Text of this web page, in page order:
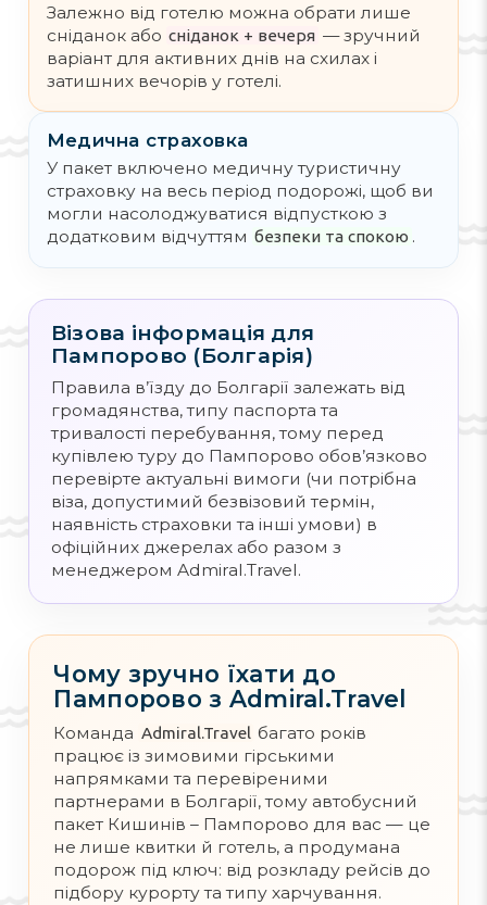
Залежно від готелю можна обрати лише
сніданок або сніданок + вечеря — зручний
варіант для активних днів на схилах і
затишних вечорів у готелі.
Медична страховка
У пакет включено медичну туристичну
страховку на весь період подорожі, щоб ви
могли насолоджуватися відпусткою з
додатковим відчуттям безпеки та спокою .
Візова інформація для
Пампорово (Болгарія)
Правила в’їзду до Болгарії залежать від
громадянства, типу паспорта та
тривалості перебування, тому перед
купівлею туру до Пампорово обов’язково
перевірте актуальні вимоги (чи потрібна
віза, допустимий безвізовий термін,
наявність страховки та інші умови) в
офіційних джерелах або разом з
менеджером Admiral.Travel.
Чому зручно їхати до
Пампорово з Admiral.Travel
Команда Admiral.Travel багато років
працює із зимовими гірськими
напрямками та перевіреними
партнерами в Болгарії, тому автобусний
пакет Кишинів – Пампорово для вас — це
не лише квитки й готель, а продумана
подорож під ключ: від розкладу рейсів до
підбору курорту та типу харчування.